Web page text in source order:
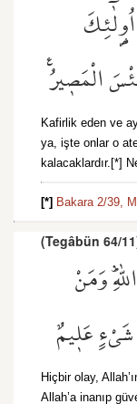
الْمَص۪يرُ۟
Kafirlik eden ve
ya, işte onlar o
kalacaklardır.[*]
[*] Bakara 2/39,
(Tegâbün 64/
وَمَنْ
شَيْءٍ عَل۪يمٌ
Hiçbir olay,
Allah’a inanıp